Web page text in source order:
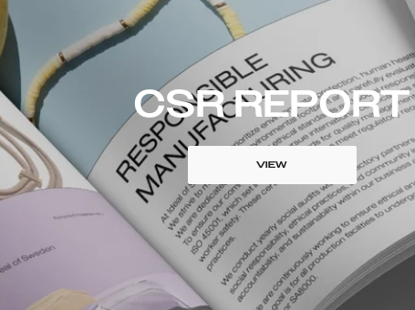
CSR REPORT
VIEW